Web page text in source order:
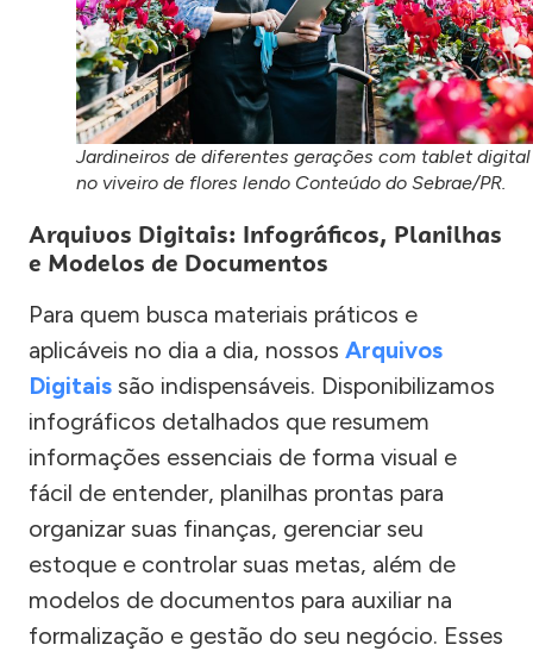
Jardineiros de diferentes gerações com tablet digital
no viveiro de flores lendo Conteúdo do Sebrae/PR.
Arquivos Digitais: Infográficos, Planilhas
e Modelos de Documentos
Para quem busca materiais práticos e
aplicáveis no dia a dia, nossos Arquivos
Digitais são indispensáveis. Disponibilizamos
infográficos detalhados que resumem
informações essenciais de forma visual e
fácil de entender, planilhas prontas para
organizar suas finanças, gerenciar seu
estoque e controlar suas metas, além de
modelos de documentos para auxiliar na
formalização e gestão do seu negócio. Esses